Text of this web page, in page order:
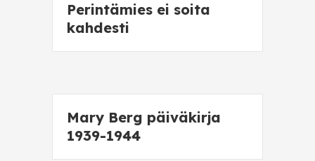
Perintämies ei soita
kahdesti
Mary Berg päiväkirja
1939-1944